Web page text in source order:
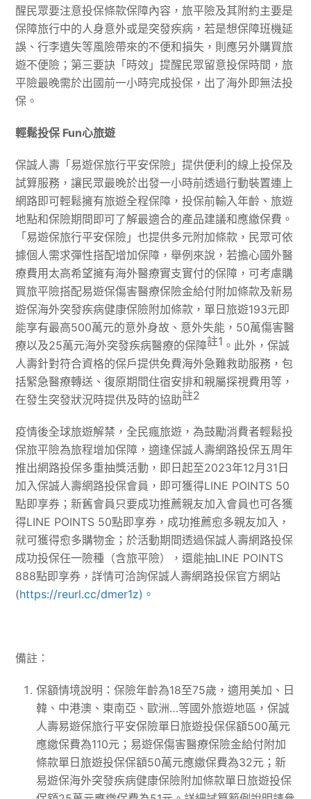
醒民眾要注意投保條款保障內容，旅平險及其附約主要是
保障旅行中的人身意外或是突發疾病，若是想保障班機延
誤、行李遺失等風險帶來的不便和損失，則應另外購買旅
遊不便險；第三要訣「時效」提醒民眾留意投保時間，旅
平險最晚需於出國前一小時完成投保，出了海外即無法投
保。
輕鬆投保 Fun心旅遊
保誠人壽「易遊保旅行平安保險」提供便利的線上投保及
試算服務，讓民眾最晚於出發一小時前透過行動裝置連上
網路即可輕鬆擁有旅遊全程保障，投保前輸入年齡、旅遊
地點和保險期間即可了解最適合的產品建議和應繳保費。
「易遊保旅行平安保險」也提供多元附加條款，民眾可依
據個人需求彈性搭配增加保障，舉例來說，若擔心國外醫
療費用太高希望擁有海外醫療實支實付的保障，可考慮購
買旅平險搭配易遊保傷害醫療保險金給付附加條款及新易
遊保海外突發疾病健康保險附加條款，單日旅遊193元即
能享有最高500萬元的意外身故、意外失能，50萬傷害醫
療以及25萬元海外突發疾病醫療的保障註1 。此外，保誠
人壽針對符合資格的保戶提供免費海外急難救助服務，包
括緊急醫療轉送、復原期間住宿安排和親屬探視費用等，
在發生突發狀況時提供及時的協助註2
疫情後全球旅遊解禁，全民瘋旅遊，為鼓勵消費者輕鬆投
保旅平險為旅程增加保障，適逢保誠人壽網路投保五周年
推出網路投保多重抽獎活動，即日起至2023年12月31日
加入保誠人壽網路投保會員，即可獲得LINE POINTS 50
點即享券；新舊會員只要成功推薦親友加入會員也可各獲
得LINE POINTS 50點即享券，成功推薦愈多親友加入，
就可獲得愈多購物金；於活動期間透過保誠人壽網路投保
成功投保任一險種（含旅平險），還能抽LINE POINTS
888點即享券，詳情可洽詢保誠人壽網路投保官方網站
(https://reurl.cc/dmer1z)。
備註：
保額情境說明：保險年齡為18至75歲，適用美加、日
韓、中港澳、東南亞、歐洲…等國外旅遊地區，保誠
人壽易遊保旅行平安保險單日旅遊投保保額500萬元
應繳保費為110元；易遊保傷害醫療保險金給付附加
條款單日旅遊投保保額50萬元應繳保費為32元；新
易遊保海外突發疾病健康保險附加條款單日旅遊投保